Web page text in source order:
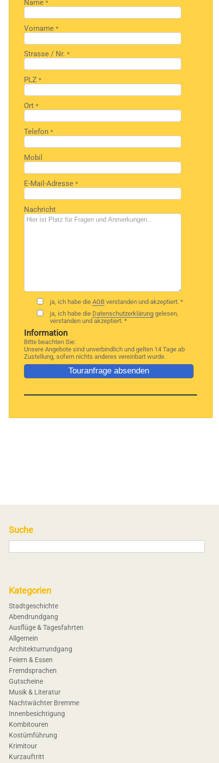
Name*
Vorname*
Strasse / Nr.*
PLZ*
Ort*
Telefon*
Mobil
E-Mail-Adresse*
Nachricht
ja, ich habe dieAGB verstanden und akzeptiert. *
ja, ich habe die Datenschutzerklärung gelesen,
verstanden und akzeptiert. *
Information
Bitte beachten Sie:
Unsere Angebote sind unverbindlich und gelten 14 Tage ab
Zustellung, sofern nichts anderes vereinbart wurde.
Suche
Kategorien
Stadtgeschichte
Abendrundgang
Ausflüge & Tagesfahrten
Allgemein
Architekturrundgang
Feiern & Essen
Fremdsprachen
Gutscheine
Musik & Literatur
Nachtwächter Bremme
Innenbesichtigung
Kombitouren
Kostümführung
Krimitour
Kurzauftritt